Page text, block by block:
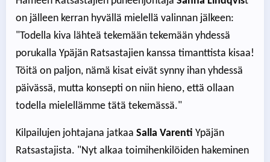
on jälleen kerran hyvällä mielellä valinnan jälkeen:
"Todella kiva lähteä tekemään tekemään yhdessä
porukalla Ypäjän Ratsastajien kanssa timanttista kisaa!
Töitä on paljon, nämä kisat eivät synny ihan yhdessä
päivässä, mutta konsepti on niin hieno, että ollaan
todella mielellämme tätä tekemässä."
Kilpailujen johtajana jatkaa Salla Varenti Ypäjän
Ratsastajista. "Nyt alkaa toimihenkilöiden hakeminen